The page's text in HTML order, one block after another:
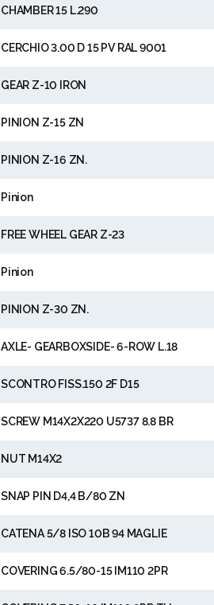
CHAMBER 15 L.290
CERCHIO 3.00 D 15 PV RAL 9001
GEAR Z-10 IRON
PINION Z-15 ZN
PINION Z-16 ZN.
Pinion
FREE WHEEL GEAR Z-23
Pinion
PINION Z-30 ZN.
AXLE- GEARBOXSIDE- 6-ROW L.18
SCONTRO FISS.150 2F D15
SCREW M14X2X220 U5737 8.8 BR
NUT M14X2
SNAP PIN D4,4 B/80 ZN
CATENA 5/8 ISO 10B 94 MAGLIE
COVERING 6.5/80-15 IM110 2PR